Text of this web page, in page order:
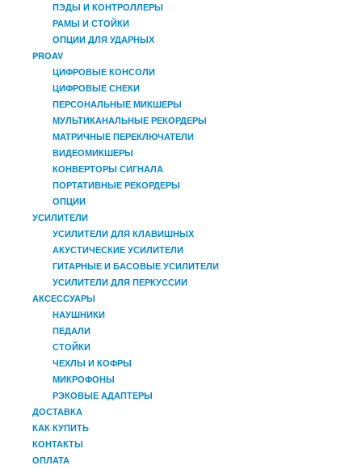
ПЭДЫ И КОНТРОЛЛЕРЫ
РАМЫ И СТОЙКИ
ОПЦИИ ДЛЯ УДАРНЫХ
PROAV
ЦИФРОВЫЕ КОНСОЛИ
ЦИФРОВЫЕ СНЕКИ
ПЕРСОНАЛЬНЫЕ МИКШЕРЫ
МУЛЬТИКАНАЛЬНЫЕ РЕКОРДЕРЫ
МАТРИЧНЫЕ ПЕРЕКЛЮЧАТЕЛИ
ВИДЕОМИКШЕРЫ
КОНВЕРТОРЫ СИГНАЛА
ПОРТАТИВНЫЕ РЕКОРДЕРЫ
ОПЦИИ
УСИЛИТЕЛИ
УСИЛИТЕЛИ ДЛЯ КЛАВИШНЫХ
АКУСТИЧЕСКИЕ УСИЛИТЕЛИ
ГИТАРНЫЕ И БАСОВЫЕ УСИЛИТЕЛИ
УСИЛИТЕЛИ ДЛЯ ПЕРКУССИИ
АКСЕССУАРЫ
НАУШНИКИ
ПЕДАЛИ
СТОЙКИ
ЧЕХЛЫ И КОФРЫ
МИКРОФОНЫ
РЭКОВЫЕ АДАПТЕРЫ
ДОСТАВКА
КАК КУПИТЬ
КОНТАКТЫ
ОПЛАТА